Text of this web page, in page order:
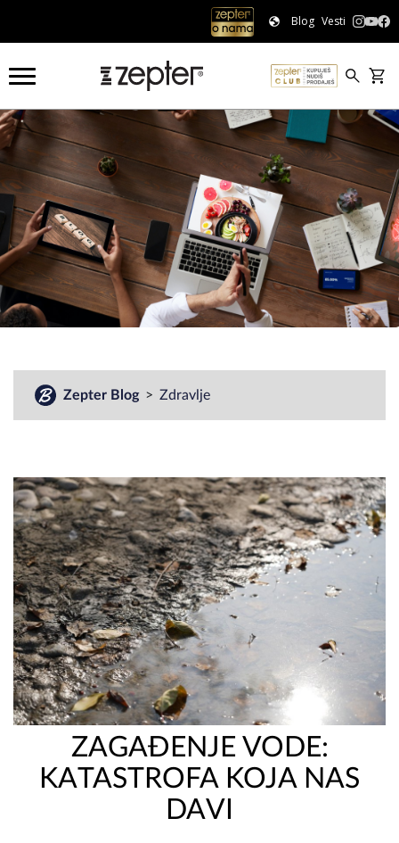
Blog Vesti
Zepter Blog Zdravlje
ZAGAĐENJE VODE:
KATASTROFA KOJA NAS
DAVI